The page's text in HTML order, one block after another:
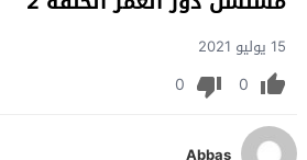
15 يوليو 2021
0
0